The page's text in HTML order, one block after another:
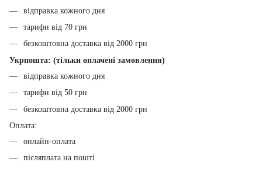
відправка кожного дня
тарифи від 70 грн
безкоштовна доставка від 2000 грн
Укрпошта: (тільки оплачені замовлення)
відправка кожного дня
тарифи від 50 грн
безкоштовна доставка від 2000 грн
Оплата:
онлайн-оплата
післяплата на пошті